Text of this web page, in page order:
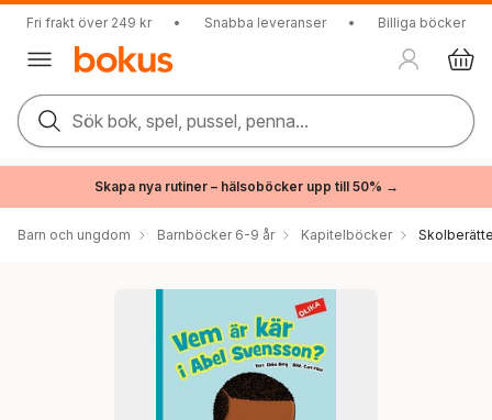
Fri frakt över 249 kr • Snabba leveranser • Billiga böcker
Sök bok, spel, pussel, penna...
Skapa nya rutiner – hälsoböcker upp till 50% →
Barn och ungdom Barnböcker 6-9 år Kapitelböcker